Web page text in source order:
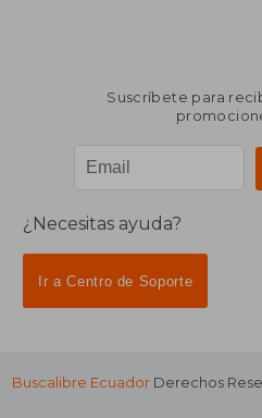
Suscríbete para
¿Necesitas ayuda?
Ir a Centro de Soporte
Buscalibre Ecuador Derechos